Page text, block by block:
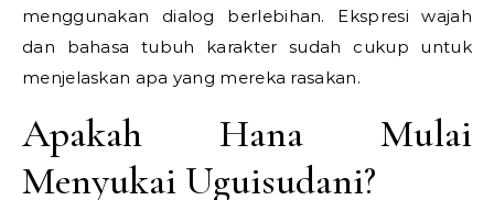
menggunakan dialog berlebihan. Ekspresi wajah
dan bahasa tubuh karakter sudah cukup untuk
menjelaskan apa yang mereka rasakan.
Apakah Hana Mulai
Menyukai Uguisudani?